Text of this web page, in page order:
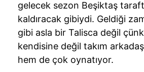
gelecek sezon Beşiktaş
kaldıracak gibiydi. Geldiği
gibi asla bir Talisca değil
kendisine değil takım
hem de çok oynatıyor.